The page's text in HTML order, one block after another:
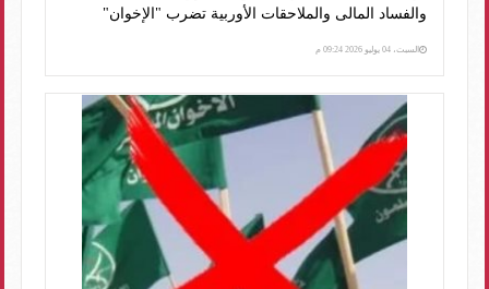
والفساد المالى والملاحقات الأوربية تضرب "الإخوان"
السبت، 04 يوليو 2026 09:24 م